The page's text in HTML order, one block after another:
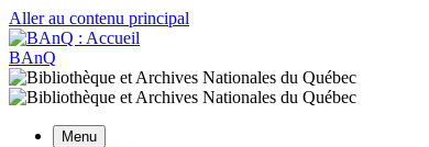
Aller au contenu principal
BAnQ
Menu